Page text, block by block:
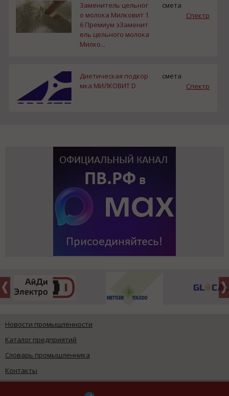
Заменитель цельног
о молока Милковит 1
6 Премиум зЗаменит
ель цельного молока
Милко...
смета
Спектр
Диетическая подкор
мка МИЛКОВИТ D
смета
Спектр
Новости промышленности
Каталог предприятий
Словарь промышленника
Контакты